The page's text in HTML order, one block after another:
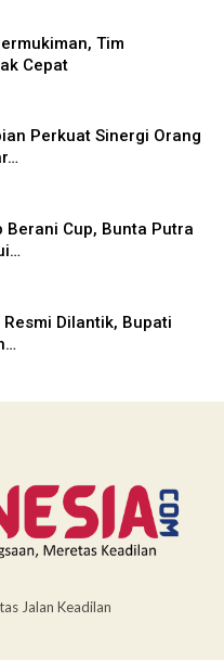
Tim
Cepat
Perkuat Sinergi Orang
Berani Cup, Bunta Putra
Resmi Dilantik, Bupati
Jalan Keadilan